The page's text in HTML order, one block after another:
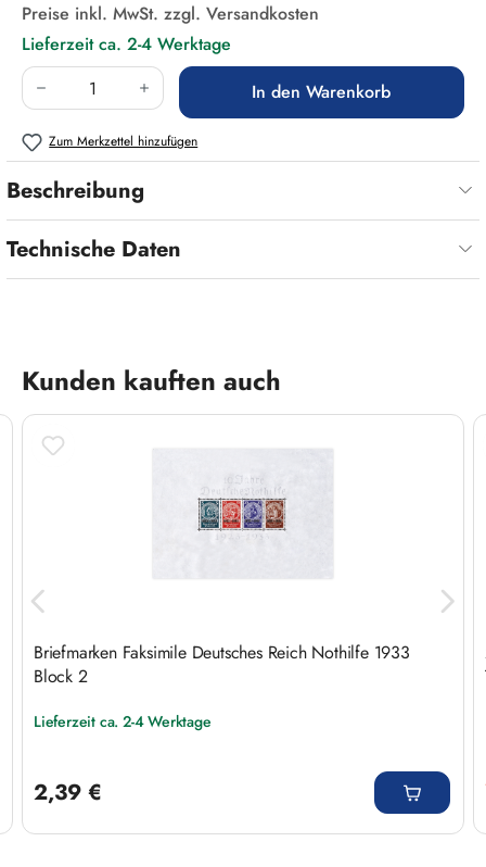
Preise inkl. MwSt. zzgl. Versandkosten
Lieferzeit ca. 2-4 Werktage
Produkt Anzahl: Gib den gewünschten Wert
In den Warenkorb
Zum Merkzettel hinzufügen
Beschreibung
Technische Daten
Produktgalerie überspringen
Kunden kauften auch
Briefmarken Faksimile Deutsches Reich Nothilfe 1933
Block 2
Lieferzeit ca. 2-4 Werktage
2,39 €